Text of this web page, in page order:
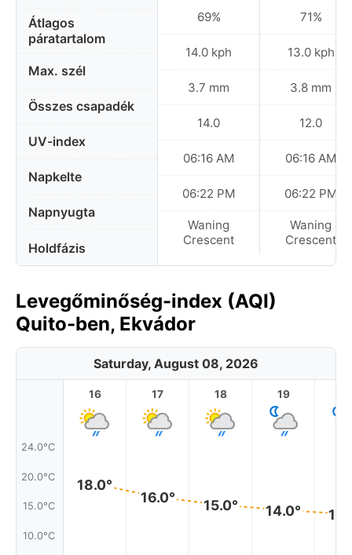
Átlagos
páratartalom
Max. szél
Összes csapadék
UV-index
Napkelte
Napnyugta
Holdfázis
69%
14.0 kph
3.7 mm
14.0
06:16 AM
06:22 PM
Waning
Crescent
71%
13.0 kph
3.8 mm
12.0
06:16 AM
06:22 PM
Waning
Crescent
Levegőminőség-index (AQI)
Quito-ben, Ekvádor
Saturday, August 08, 2026
24.0°C
20.0°C
15.0°C
10.0°C
16
18.0°
17
16.0°
18
15.0°
19
14.0°